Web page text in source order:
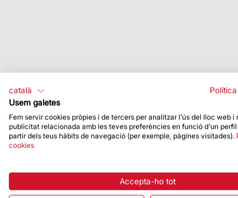
català
Usem galetes
Fem servir cookies pròpies i de tercers per analitzar l'ús del lloc web i
publicitat relacionada amb les teves preferències en funció d'un perfil
partir dels teus hàbits de navegació (per exemple, pàgines visitades).
cookies
Accepta-ho tot